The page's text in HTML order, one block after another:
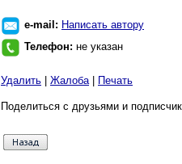
e-mail: Написать автору
Телефон: не указан
Удалить Жалоба| Печать
Поделиться с друзьями и